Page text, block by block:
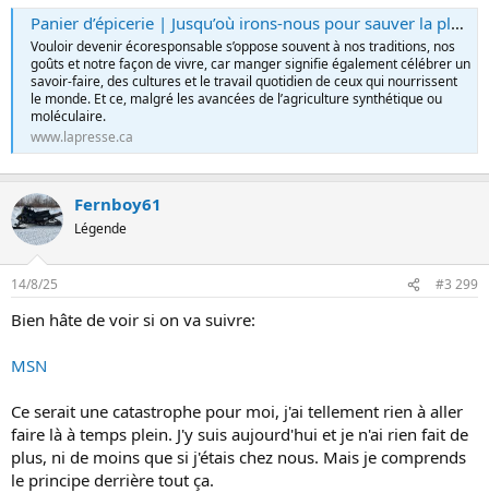
Panier d’épicerie | Jusqu’où irons-nous pour sauver la planète ?
Vouloir devenir écoresponsable s’oppose souvent à nos traditions, nos
goûts et notre façon de vivre, car manger signifie également célébrer un
savoir-faire, des cultures et le travail quotidien de ceux qui nourrissent
le monde. Et ce, malgré les avancées de l’agriculture synthétique ou
moléculaire.
www.lapresse.ca
Fernboy61
Légende
14/8/25 #3 299
Bien hâte de voir si on va suivre:
MSN
Ce serait une catastrophe pour moi, j'ai tellement rien à aller
faire là à temps plein. J'y suis aujourd'hui et je n'ai rien fait de
plus, ni de moins que si j'étais chez nous. Mais je comprends
le principe derrière tout ça.